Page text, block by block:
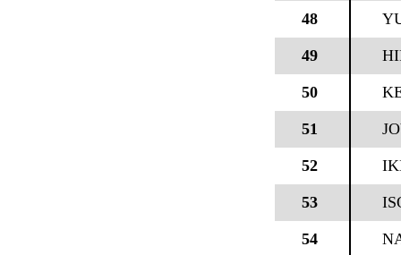
48
49
50
51
52
53
54